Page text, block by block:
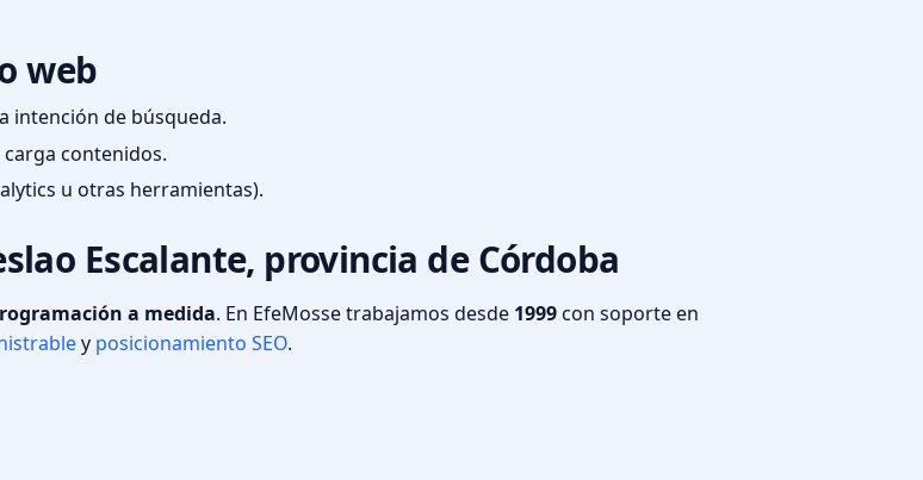
web
intención de búsqueda.
contenidos.
u otras herramientas).
Escalante, provincia de Córdoba
a medida. En EfeMosse trabajamos desde 1999con soporte en
y posicionamiento SEO.